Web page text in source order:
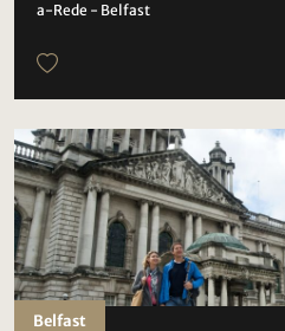
a-Rede - Belfast
Belfast